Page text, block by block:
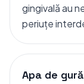
gingivală au
periuțe
Apa de